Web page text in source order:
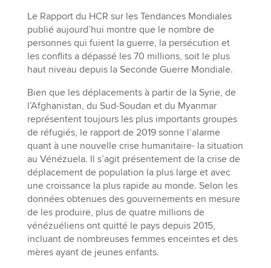
Le Rapport du HCR sur les Tendances Mondiales
publié aujourd’hui montre que le nombre de
personnes qui fuient la guerre, la persécution et
les conflits a dépassé les 70 millions, soit le plus
haut niveau depuis la Seconde Guerre Mondiale.
Bien que les déplacements à partir de la Syrie, de
l’Afghanistan, du Sud-Soudan et du Myanmar
représentent toujours les plus importants groupes
de réfugiés, le rapport de 2019 sonne l’alarme
quant à une nouvelle crise humanitaire- la situation
au Vénézuela. Il s’agit présentement de la crise de
déplacement de population la plus large et avec
une croissance la plus rapide au monde. Selon les
données obtenues des gouvernements en mesure
de les produire, plus de quatre millions de
vénézuéliens ont quitté le pays depuis 2015,
incluant de nombreuses femmes enceintes et des
mères ayant de jeunes enfants.